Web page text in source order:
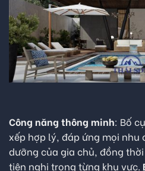
Công năng thông minh: Bố
xếp hợp lý, đáp ứng mọi nhu
dưỡng của gia chủ, đồng
tiện nghi trong từng khu vực.